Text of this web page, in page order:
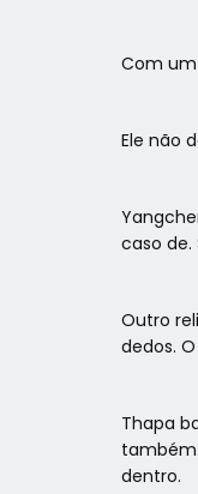
Com
Ele não
caso
Outro
dedos.
Thapa
dentro.